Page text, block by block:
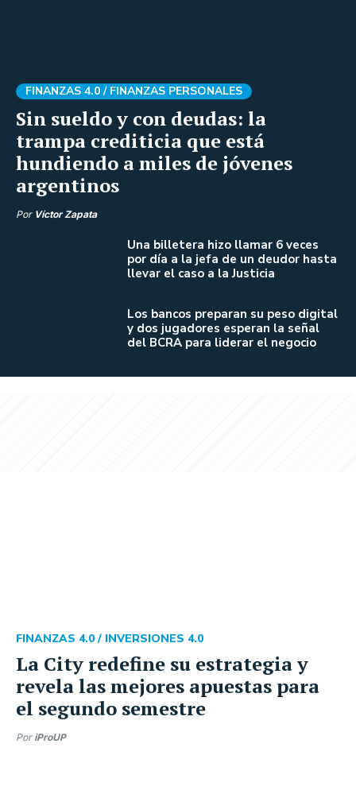
Sin sueldo y con deudas: la
trampa crediticia que está
hundiendo a miles de jóvenes
argentinos
FINANZAS 4.0 / FINANZAS PERSONALES
Por Víctor Zapata
Una billetera hizo llamar 6 veces
por día a la jefa de un deudor hasta
llevar el caso a la Justicia
Los bancos preparan su peso digital
y dos jugadores esperan la señal
del BCRA para liderar el negocio
La City redefine su estrategia y
revela las mejores apuestas para
el segundo semestre
FINANZAS 4.0 / INVERSIONES 4.0
Por iProUP